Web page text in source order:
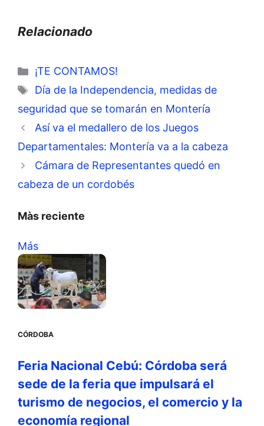
Relacionado
Categorías
¡TE CONTAMOS!
Etiquetas
Día de la Independencia, medidas de
seguridad que se tomarán en Montería
Así va el medallero de los Juegos
Departamentales: Montería va a la cabeza
Cámara de Representantes quedó en
cabeza de un cordobés
Màs reciente
Más
CÓRDOBA
Feria Nacional Cebú: Córdoba será
sede de la feria que impulsará el
turismo de negocios, el comercio y la
economía regional